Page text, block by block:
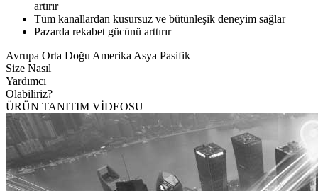
artırır
Tüm kanallardan kusursuz ve bütünleşik deneyim sağlar
Pazarda rekabet gücünü arttırır
Avrupa Orta Doğu Amerika Asya Pasifik
Size Nasıl
Yardımcı
Olabiliriz?
ÜRÜN TANITIM VİDEOSU